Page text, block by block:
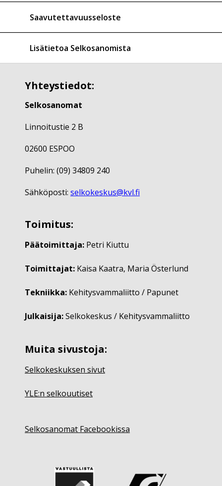
Saavutettavuusseloste
Lisätietoa Selkosanomista
Yhteystiedot:
Selkosanomat
Linnoitustie 2 B
02600 ESPOO
Puhelin: (09) 34809 240
Sähköposti: selkokeskus@kvl.fi
Toimitus:
Päätoimittaja: Petri Kiuttu
Toimittajat: Kaisa Kaatra, Maria Österlund
Tekniikka: Kehitysvammaliitto / Papunet
Julkaisija:Selkokeskus / Kehitysvammaliitto
Muita sivustoja:
Selkokeskuksen sivut
YLE:n selkouutiset
Selkosanomat Facebookissa